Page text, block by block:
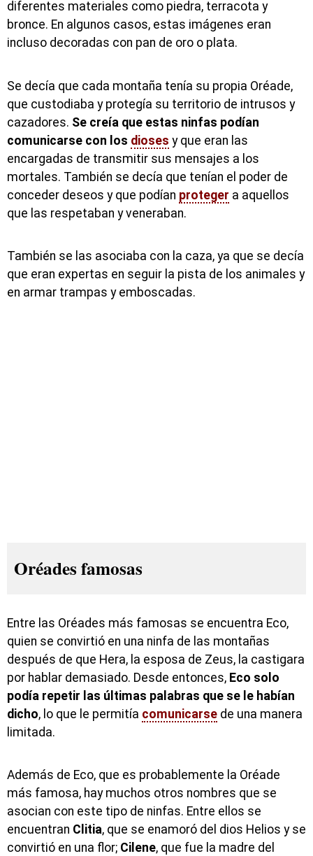
diferentes materiales como piedra, terracota y
bronce. En algunos casos, estas imágenes eran
incluso decoradas con pan de oro o plata.
Se decía que cada montaña tenía su propia Oréade,
que custodiaba y protegía su territorio de intrusos y
cazadores. Se creía que estas ninfas podían
comunicarse con los dioses y que eran las
encargadas de transmitir sus mensajes a los
mortales. También se decía que tenían el poder de
conceder deseos y que podían proteger a aquellos
que las respetaban y veneraban.
También se las asociaba con la caza, ya que se decía
que eran expertas en seguir la pista de los animales y
en armar trampas y emboscadas.
Oréades famosas
Entre las Oréades más famosas se encuentra Eco,
quien se convirtió en una ninfa de las montañas
después de que Hera, la esposa de Zeus, la castigara
por hablar demasiado. Desde entonces, Eco solo
podía repetir las últimas palabras que se le habían
dicho, lo que le permitía comunicarse de una manera
limitada.
Además de Eco, que es probablemente la Oréade
más famosa, hay muchos otros nombres que se
asocian con este tipo de ninfas. Entre ellos se
encuentran Clitia, que se enamoró del dios Helios y se
convirtió en una flor; Cilene, que fue la madre del